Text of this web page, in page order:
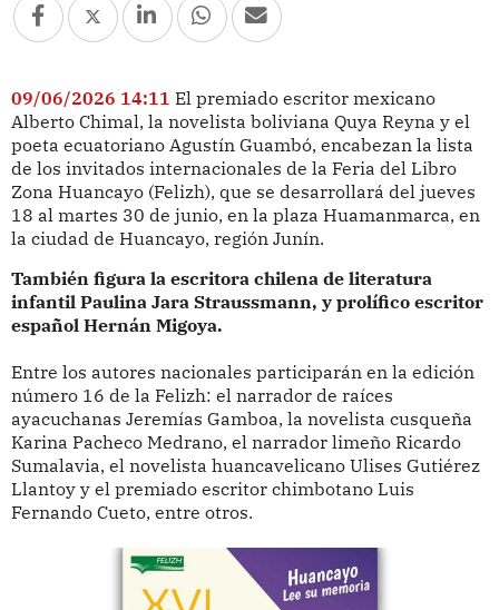
09/06/2026 14:11 El premiado escritor mexicano
Alberto Chimal, la novelista boliviana Quya Reyna y el
poeta ecuatoriano Agustín Guambó, encabezan la lista
de los invitados internacionales de la Feria del Libro
Zona Huancayo (Felizh), que se desarrollará del jueves
18 al martes 30 de junio, en la plaza Huamanmarca, en
la ciudad de Huancayo, región Junín.
También figura la escritora chilena de literatura
infantil Paulina Jara Straussmann, y prolífico escritor
español Hernán Migoya.
Entre los autores nacionales participarán en la edición
número 16 de la Felizh: el narrador de raíces
ayacuchanas Jeremías Gamboa, la novelista cusqueña
Karina Pacheco Medrano, el narrador limeño Ricardo
Sumalavia, el novelista huancavelicano Ulises Gutiérez
Llantoy y el premiado escritor chimbotano Luis
Fernando Cueto, entre otros.